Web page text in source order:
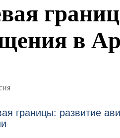
в
границы: развитие